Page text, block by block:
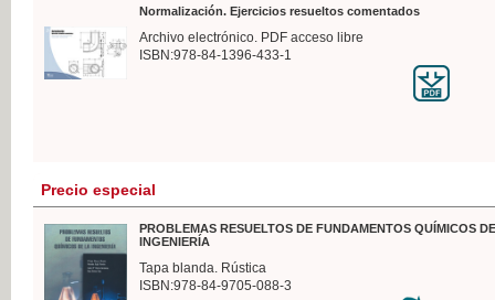
Normalización. Ejercicios resueltos comentados
Archivo electrónico. PDF acceso libre
ISBN:978-84-1396-433-1
Precio especial
PROBLEMAS RESUELTOS DE FUNDAMENTOS QUÍMICOS
INGENIERÍA
Tapa blanda. Rústica
ISBN:978-84-9705-088-3